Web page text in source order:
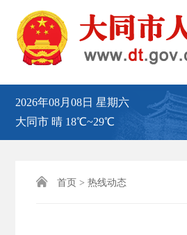
2026年08月08日 星期六
大同市 晴 18℃~29℃
 首页 > 热线动态